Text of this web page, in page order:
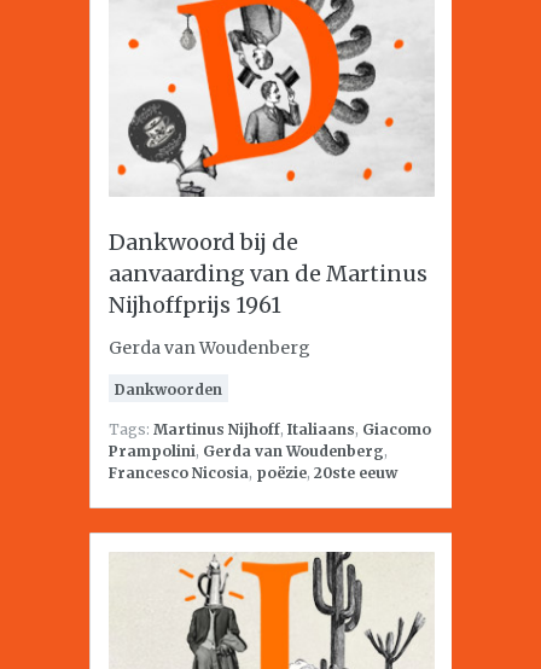
Dankwoord bij de
aanvaarding van de Martinus
Nijhoffprijs 1961
Gerda van Woudenberg
Dankwoorden
Tags: Martinus Nijhoff, Italiaans, Giacomo
Prampolini, Gerda van Woudenberg,
Francesco Nicosia, poëzie, 20ste eeuw